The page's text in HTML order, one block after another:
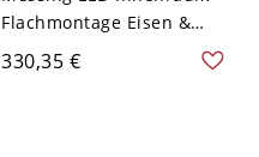
Flachmontage Eisen &
Acryl Rund / Quadratisch
Flachmontage Decke -
330,35 €